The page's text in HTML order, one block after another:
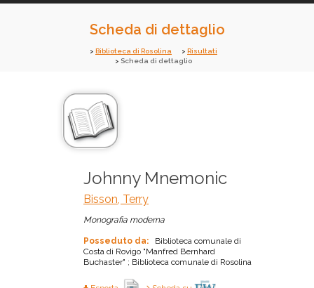
Scheda di dettaglio
Biblioteca di Rosolina
Risultati
Scheda di dettaglio
Johnny Mnemonic
Bisson, Terry
Monografia moderna
Posseduto da:
Biblioteca comunale di
Costa di Rovigo "Manfred Bernhard
Buchaster" ; Biblioteca comunale di Rosolina